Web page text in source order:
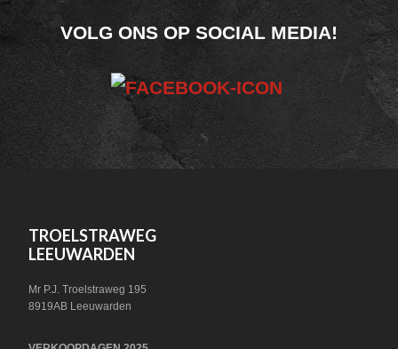
FOOTER
WIDGET
HEADER
SOCIAL
VOLG ONS OP SOCIAL MEDIA!
TROELSTRAWEG
LEEUWARDEN
Mr P.J. Troelstraweg 195
8919AB Leeuwarden